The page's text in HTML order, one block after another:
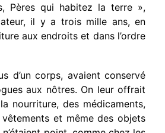
Pères qui habitez la terre »,
il y a trois mille ans, en
aux endroits et dans l’ordre
d’un corps, avaient con­servé
aux nôtres. On leur offrait
nourriture, des médi­caments,
et même des objets